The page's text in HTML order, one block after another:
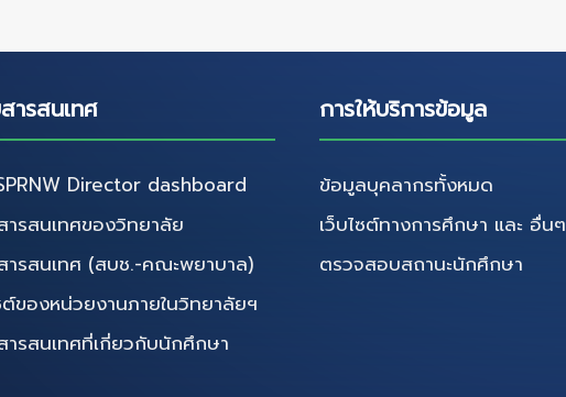
ารสนเทศ
Director dashboard
ารสนเทศของวิทยาลัย
ารสนเทศ (สบช.-คณะพยาบาล)
ต์ของหน่วยงานภายในวิทยาลัยฯ
ารสนเทศที่เกี่ยวกับนักศึกษา
การให้บริการข้อมูล
ข้อมูลบุคลากรทั้งหมด
เว็บไซต์ทางการศึกษา และ อื่นๆ
ตรวจสอบสถานะนักศึกษา